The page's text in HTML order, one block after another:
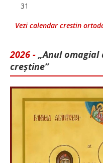
31
Vezi calendar crestin
2026 - „Anul
creștine”